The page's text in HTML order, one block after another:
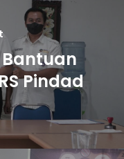
Bantuan
Pindad